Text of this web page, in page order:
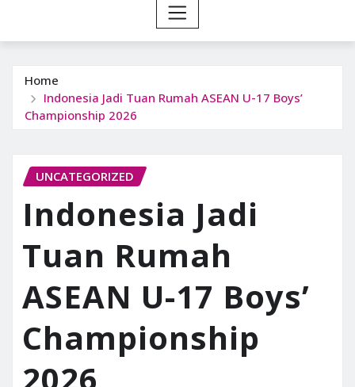
Home
Indonesia Jadi Tuan Rumah ASEAN U-17 Boys’
Championship 2026
UNCATEGORIZED
Indonesia Jadi
Tuan Rumah
ASEAN U-17 Boys’
Championship